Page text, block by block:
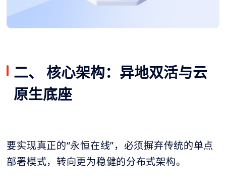
二、 核心架构：异地双活与云
原生底座
要实现真正的“永恒在线”，必须摒弃传统的单点
部署模式，转向更为稳健的分布式架构。